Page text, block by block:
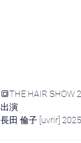
🔳THE HAIR SHOW
出演
長田 倫子 [uvrir]